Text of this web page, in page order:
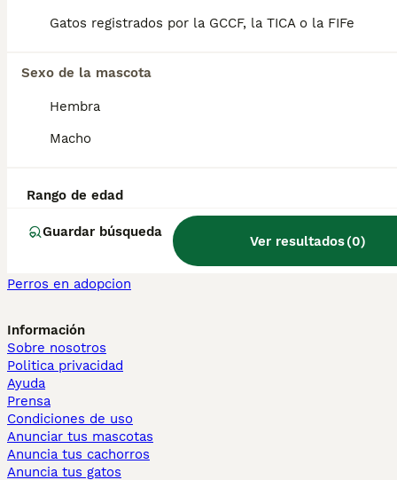
Gatos registrados por la GCCF, la TICA o la FIFe
Sexo de la mascota
Hembra
Macho
Rango de edad
Guardar búsqueda
Ver resultados(0)
Bosque de Noruega en venta
Bengalí en venta
Persa en venta
Bulldog Francés en Madrid
Chihuahua en Sevilla
Bulldog Francés en Galicia
Caniche Toy en venta en Barcelona
Perros en adopcion
Información
Sobre nosotros
Politica privacidad
Ayuda
Prensa
Condiciones de uso
Anunciar tus mascotas
Anuncia tus cachorros
Anuncia tus gatos